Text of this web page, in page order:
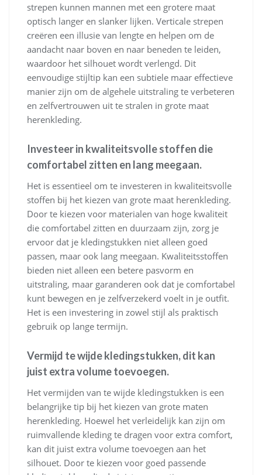
strepen kunnen mannen met een grotere maat
optisch langer en slanker lijken. Verticale strepen
creëren een illusie van lengte en helpen om de
aandacht naar boven en naar beneden te leiden,
waardoor het silhouet wordt verlengd. Dit
eenvoudige stijltip kan een subtiele maar effectieve
manier zijn om de algehele uitstraling te verbeteren
en zelfvertrouwen uit te stralen in grote maat
herenkleding.
Investeer in kwaliteitsvolle stoffen die
comfortabel zitten en lang meegaan.
Het is essentieel om te investeren in kwaliteitsvolle
stoffen bij het kiezen van grote maat herenkleding.
Door te kiezen voor materialen van hoge kwaliteit
die comfortabel zitten en duurzaam zijn, zorg je
ervoor dat je kledingstukken niet alleen goed
passen, maar ook lang meegaan. Kwaliteitsstoffen
bieden niet alleen een betere pasvorm en
uitstraling, maar garanderen ook dat je comfortabel
kunt bewegen en je zelfverzekerd voelt in je outfit.
Het is een investering in zowel stijl als praktisch
gebruik op lange termijn.
Vermijd te wijde kledingstukken, dit kan
juist extra volume toevoegen.
Het vermijden van te wijde kledingstukken is een
belangrijke tip bij het kiezen van grote maten
herenkleding. Hoewel het verleidelijk kan zijn om
ruimvallende kleding te dragen voor extra comfort,
kan dit juist extra volume toevoegen aan het
silhouet. Door te kiezen voor goed passende